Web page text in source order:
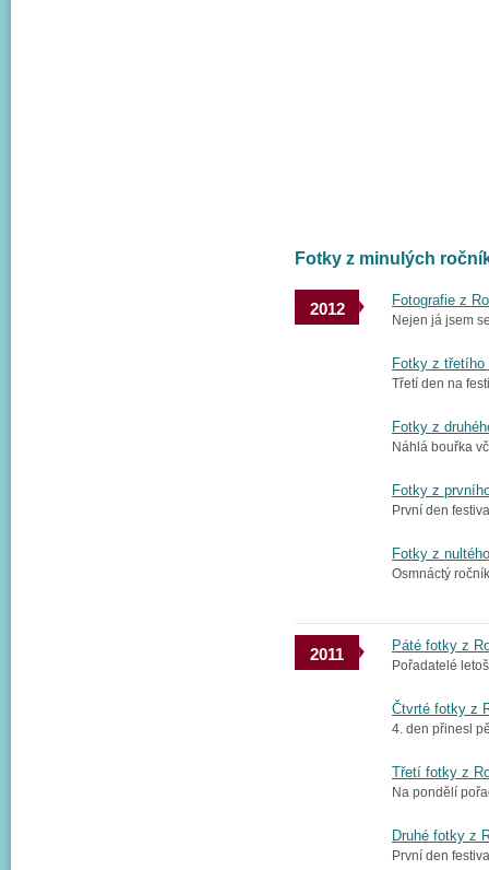
Fotky z minulých
2012 Fotografie z
Nejen já jsem
Fotky z třetího
Třetí den na
Fotky z
Náhlá bouřka
Fotky z
První den
Fotky z
Osmnáctý
2011 Páté fotky z
Pořadatelé
Čtvrté fotky z
4. den přinesl
Třetí fotky z
Na pondělí
Druhé fotky z
První den